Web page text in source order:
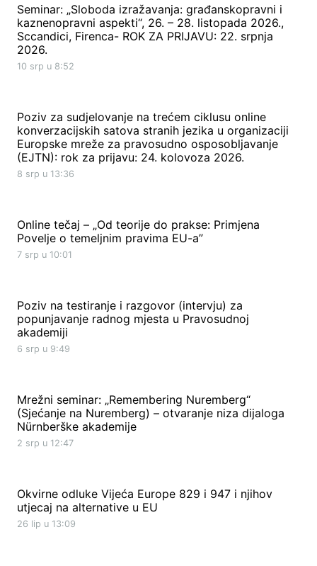
Seminar: „Sloboda izražavanja: građanskopravni i
kaznenopravni aspekti“, 26. – 28. listopada 2026.,
Sccandici, Firenca- ROK ZA PRIJAVU: 22. srpnja
2026.
10 srp u 8:52
Poziv za sudjelovanje na trećem ciklusu online
konverzacijskih satova stranih jezika u organizaciji
Europske mreže za pravosudno osposobljavanje
(EJTN): rok za prijavu: 24. kolovoza 2026.
8 srp u 13:36
Online tečaj – „Od teorije do prakse: Primjena
Povelje o temeljnim pravima EU-a”
7 srp u 10:01
Poziv na testiranje i razgovor (intervju) za
popunjavanje radnog mjesta u Pravosudnoj
akademiji
6 srp u 9:49
Mrežni seminar: „Remembering Nuremberg“
(Sjećanje na Nuremberg) – otvaranje niza dijaloga
Nürnberške akademije
2 srp u 12:47
Okvirne odluke Vijeća Europe 829 i 947 i njihov
utjecaj na alternative u EU
26 lip u 13:09